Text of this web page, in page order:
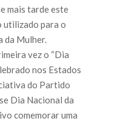
mais tarde este
utilizado para o
da Mulher.
vez o “Dia
nos Estados
do Partido
Dia Nacional da
comemorar uma